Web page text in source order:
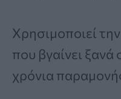
Χρησιμοποιεί
που βγαίνει
χρόνια